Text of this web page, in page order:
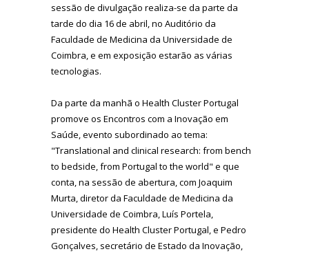
sessão de divulgação realiza-se da parte da
tarde do dia 16 de abril, no Auditório da
Faculdade de Medicina da Universidade de
Coimbra, e em exposição estarão as várias
tecnologias.
Da parte da manhã o Health Cluster Portugal
promove os Encontros com a Inovação em
Saúde, evento subordinado ao tema:
"Translational and clinical research: from bench
to bedside, from Portugal to the world" e que
conta, na sessão de abertura, com Joaquim
Murta, diretor da Faculdade de Medicina da
Universidade de Coimbra, Luís Portela,
presidente do Health Cluster Portugal, e Pedro
Gonçalves, secretário de Estado da Inovação,